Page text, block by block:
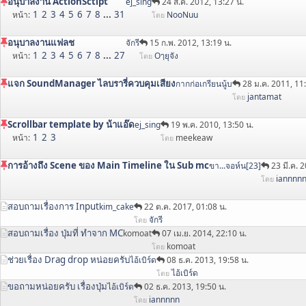
หน้า 1 2 3 4 5 6 7 8 ... 31 โดย NooNuu
อนุบาลงานแฟลช
หน้า 1 2 3 4 5 6 7 8 ... 27
จักรี 15 ก.พ. 2012, 13:19 น.
โดย Oๅยุจัง
แจก SoundManager ไลบรารี่ควบคุมเสียงกากก่อเกรียนนู้บ 28 ม.ค. 2011,
โดย jantamat
Scrollbar template by น้าแอ๊ด
หน้า 1 2 3
ej_sing 19 พ.ค. 2010, 13:50 น.
โดย meekeaw
การอ้างถึง Scene ของ Main Timeline ใน Sub mcขา...จอห์น[23] 23 มี.ค.
โดย iannnnn
สอบถามเรื่องการ Inputkim_cake 22 ต.ค. 2017, 01:08 น.
โดย จักรี
สอบถามเรื่อง ปุ่มที่ ทำจาก MCkomoat 07 เม.ย. 2014, 22:10 น.
โดย komoat
ช่วยเรื่อง Drag drop หน่อยครับไอ้เบิร์ด 08 ธ.ค. 2013, 19:58 น.
โดย ไอ้เบิร์ด
ขอถามหน่อยครับ เรื่องปุ่มไอ้เบิร์ด 02 ธ.ค. 2013, 19:50 น.
โดย iannnnn